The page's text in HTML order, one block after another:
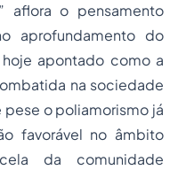
aflora o pensamento
aprofundamento do
apontado como a
na sociedade
o poliamorismo já
favorável no âmbito
da comunidade